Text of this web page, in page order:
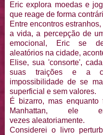
Eric explora moedas e
que reage de forma
Entre encontros
a vida, a percepção de
emocional, Eric se
aleatórios na cidade,
Elise, sua 'consorte',
suas traições e a
impossibilidade de se
superficial e sem valores.
É bizarro, mas
Manhattan, ele
vezes aleatoriamente.
Considerei o livro